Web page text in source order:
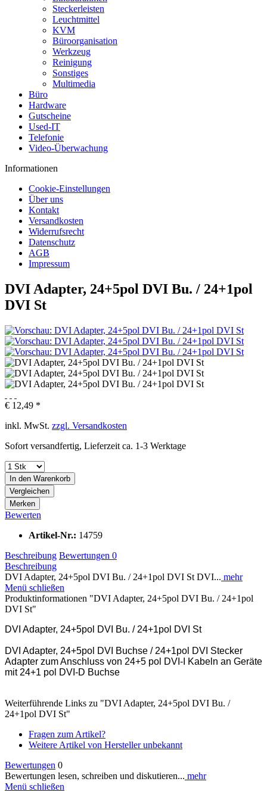
Steckerleisten
Leuchtmittel
KVM
Büroorganisation
Werkzeug
Reinigung
Sonstiges
Multimedia
Büro
Hardware
Gutscheine
Used-IT
Telefonie
Video-Überwachung
Informationen
Cookie-Einstellungen
Über uns
Kontakt
Versandkosten
Widerrufsrecht
Datenschutz
AGB
Impressum
DVI Adapter, 24+5pol DVI Bu. / 24+1pol
DVI St
€ 12,49 *
inkl. MwSt. zzgl. Versandkosten
Sofort versandfertig, Lieferzeit ca. 1-3 Werktage
In den Warenkorb
Vergleichen
Merken
Bewerten
Artikel-Nr.: 14759
Beschreibung Bewertungen 0
Beschreibung
DVI Adapter, 24+5pol DVI Bu. / 24+1pol DVI St DVI... mehr
Menü schließen
Produktinformationen "DVI Adapter, 24+5pol DVI Bu. / 24+1pol
DVI St"
DVI Adapter, 24+5pol DVI Bu. / 24+1pol DVI St
DVI Adapter, 24+5pol DVI Buchse / 24+1pol DVI Stecker
Adapter zum Anschluss von 24+5 pol DVI-I Kabeln an Geräte
mit 24+1 pol DVI-D Buchse
Weiterführende Links zu "DVI Adapter, 24+5pol DVI Bu. /
24+1pol DVI St"
Fragen zum Artikel?
Weitere Artikel von Hersteller unbekannt
Bewertungen 0
Bewertungen lesen, schreiben und diskutieren... mehr
Menü schließen